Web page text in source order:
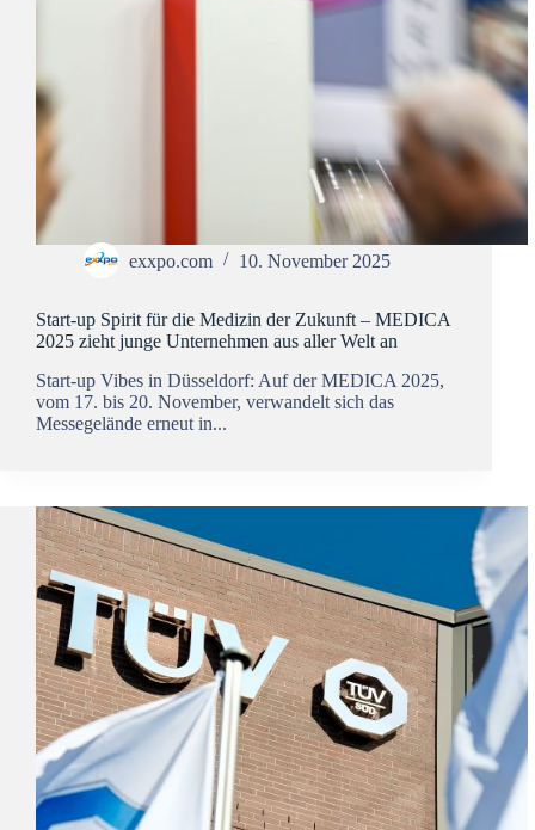
exxpo.com 10. November 2025
Start-up Spirit für die Medizin der Zukunft – MEDICA
2025 zieht junge Unternehmen aus aller Welt an
Start-up Vibes in Düsseldorf: Auf der MEDICA 2025,
vom 17. bis 20. November, verwandelt sich das
Messegelände erneut in...